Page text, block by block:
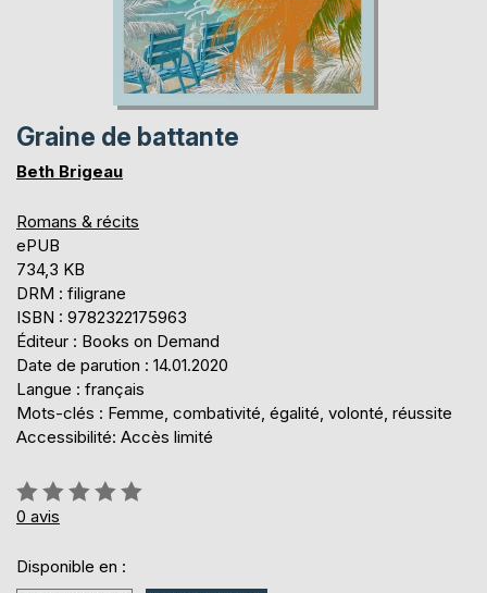
Graine de battante
Beth Brigeau
Romans & récits
ePUB
734,3 KB
DRM : filigrane
ISBN : 9782322175963
Éditeur : Books on Demand
Date de parution : 14.01.2020
Langue : français
Mots-clés : Femme, combativité, égalité, volonté, réussite
Accessibilité: Accès limité
Évaluation:
0%
0 avis
Disponible en :